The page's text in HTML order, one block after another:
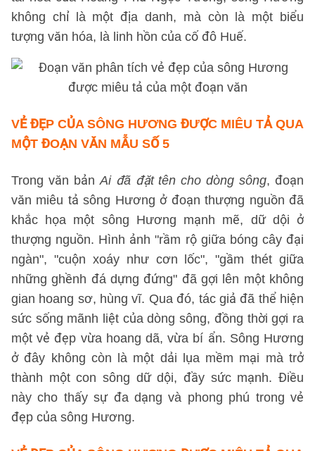
không chỉ là một địa danh, mà còn là một biểu
tượng văn hóa, là linh hồn của cố đô Huế.
VẺ ĐẸP CỦA SÔNG HƯƠNG ĐƯỢC MIÊU TẢ QUA
MỘT ĐOẠN VĂN MẪU SỐ 5
Trong văn bảnAi đã đặt tên cho dòng sông, đoạn
văn miêu tả sông Hương ở đoạn thượng nguồn đã
khắc họa một sông Hương mạnh mẽ, dữ dội ở
thượng nguồn. Hình ảnh "rầm rộ giữa bóng cây đại
ngàn", "cuộn xoáy như cơn lốc", "gầm thét giữa
những ghềnh đá dựng đứng" đã gợi lên một không
gian hoang sơ, hùng vĩ. Qua đó, tác giả đã thể hiện
sức sống mãnh liệt của dòng sông, đồng thời gợi ra
một vẻ đẹp vừa hoang dã, vừa bí ẩn. Sông Hương
ở đây không còn là một dải lụa mềm mại mà trở
thành một con sông dữ dội, đầy sức mạnh. Điều
này cho thấy sự đa dạng và phong phú trong vẻ
đẹp của sông Hương.